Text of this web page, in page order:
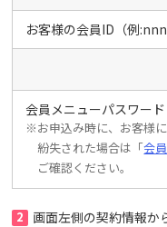
お客様の会員ID（例
会員メニューパスワード
※お申込み時に、お客様
紛失された場合は「会
ご確認ください。
2
画面左側の契約情報か